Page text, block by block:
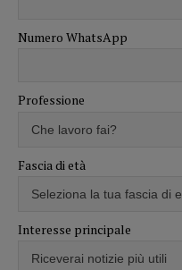
Numero WhatsApp
Professione
Fascia di età
Interesse principale